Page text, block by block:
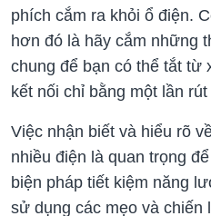
phích cắm ra khỏi ổ điện.
hơn đó là hãy cắm những
chung để bạn có thể tắt từ
kết nối chỉ bằng một lần
Việc nhận biết và hiểu rõ
nhiều điện là quan trọng
biện pháp tiết kiệm năng
sử dụng các mẹo và chiến